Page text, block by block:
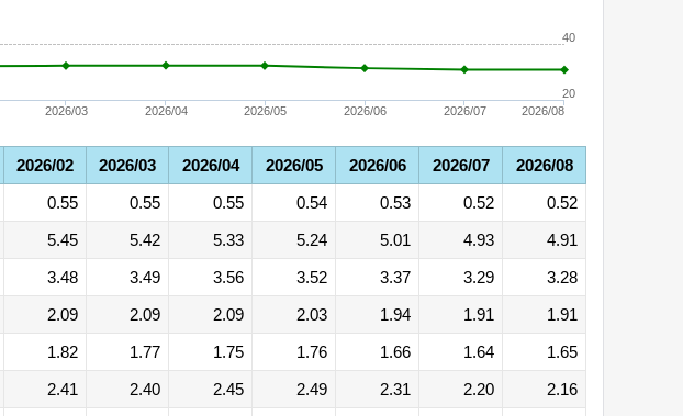
2026/03 2026/04 2026/05 2026/06 2026/07 2026/08
20
40
2026/02 2026/03 2026/04 2026/05 2026/06 2026/07
2026/08
0.55 0.55 0.55 0.54 0.53 0.52
0.52
5.45 5.42 5.33 5.24 5.01 4.93
4.91
3.48 3.49 3.56 3.52 3.37 3.29
3.28
2.09 2.09 2.09 2.03 1.94 1.91
1.91
1.82 1.77 1.75 1.76 1.66 1.64
1.65
2.41 2.40 2.45 2.49 2.31 2.20
2.16